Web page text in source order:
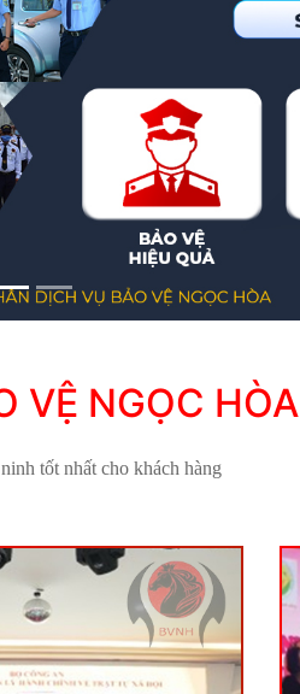
VỆ NGỌC HÒA
tốt nhất cho khách hàng